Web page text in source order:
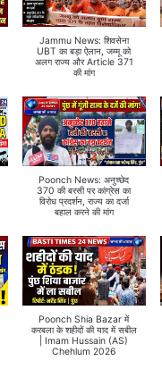
Jammu News: शिवसेना
UBT का बड़ा ऐलान, जम्मू को
अलग राज्य और Article 371
की मांग
Poonch News: अनुच्छेद
370 की बरसी पर कांग्रेस का
विरोध प्रदर्शन, राज्य का दर्जा
बहाल करने की मांग
Poonch Shia Bazar में
करबला के शहीदों की याद में सबील
| Imam Hussain (AS)
Chehlum 2026